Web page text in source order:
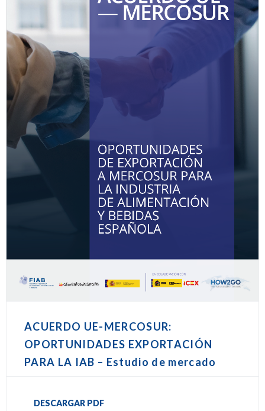
ACUERDO UE-MERCOSUR:
OPORTUNIDADES EXPORTACIÓN
PARA LA IAB – Estudio de mercado
DESCARGAR PDF